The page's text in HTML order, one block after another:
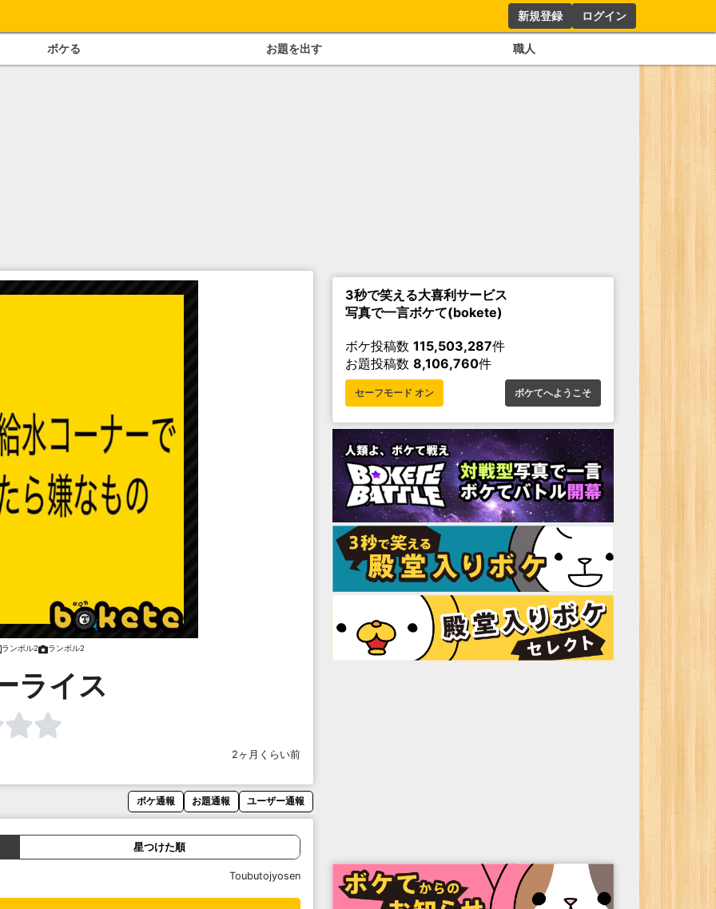
新規登録 ログイン
ボケる お題を出す 職人
ランボル2 ランボル2
ライス
2ヶ月くらい前
ボケ通報 お題通報 ユーザー通報
星つけた順
Toubutojyosen
3秒で笑える大喜利サービス
写真で一言ボケて(bokete)
ボケ投稿数 115,503,287件
お題投稿数 8,106,760件
セーフモード オン ボケてへようこそ